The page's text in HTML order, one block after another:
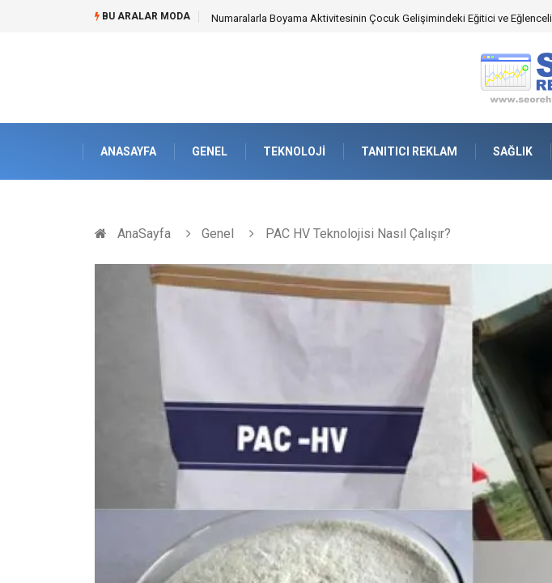
BU ARALAR MODA Mobil Çit Kültürü and Geçici Alan Yönetimindeki Fonksiyonel Rolü
ANASAYFA GENEL TEKNOLOJI TANITICI REKLAM SAĞLIK
AnaSayfa Genel PAC HV Teknolojisi Nasıl Çalışır?